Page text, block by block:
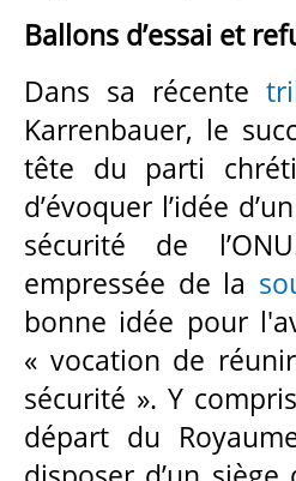
Ballons d’essai et
Dans sa récente
Karrenbauer, le
tête du parti
d’évoquer l’idée
sécurité de
empressée de la
bonne idée pour
« vocation de
sécurité ». Y
départ du